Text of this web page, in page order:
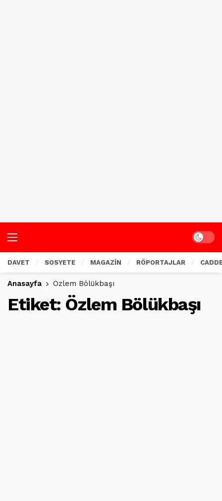
Dark
DAVET SOSYETE MAGAZİN RÖPORTAJLAR
Anasayfa Özlem Bölükbaşı
Etiket: Özlem Bölükbaşı